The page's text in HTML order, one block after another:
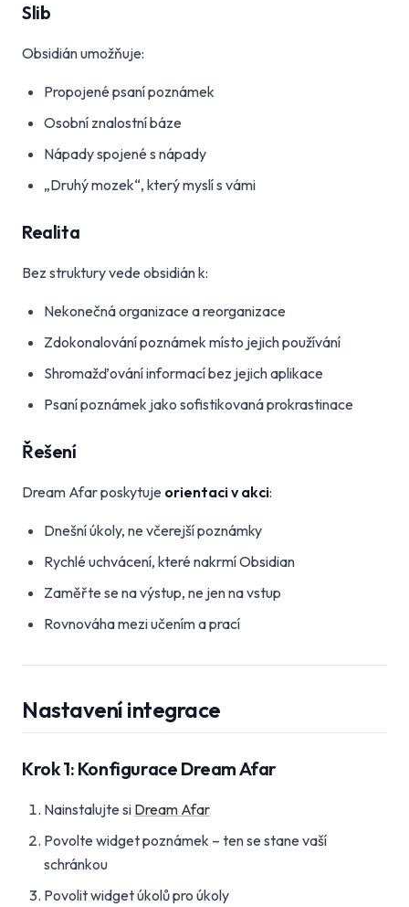
Slib
Obsidián umožňuje:
Propojené psaní poznámek
Osobní znalostní báze
Nápady spojené s nápady
„Druhý mozek“, který myslí s vámi
Realita
Bez struktury vede obsidián k:
Nekonečná organizace a reorganizace
Zdokonalování poznámek místo jejich používání
Shromažďování informací bez jejich aplikace
Psaní poznámek jako sofistikovaná prokrastinace
Řešení
Dream Afar poskytuje orientaci v akci:
Dnešní úkoly, ne včerejší poznámky
Rychlé uchvácení, které nakrmí Obsidian
Zaměřte se na výstup, ne jen na vstup
Rovnováha mezi učením a prací
Nastavení integrace
Krok 1: Konfigurace Dream Afar
Nainstalujte si Dream Afar
Povolte widget poznámek – ten se stane vaší
schránkou
Povolit widget úkolů pro úkoly